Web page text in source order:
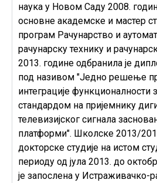
наука у Новом Саду 2008.
основне академске и мастер
програм Рачунарство и
рачунарску технику и
2013. године одбранила је
под називом "Једно решење
интеграције функционалности
стандардом на пријемнику
телевизијског сигнала
платформи". Школске 2013/
докторске студије на истом
периоду од јула 2013. до
је запослена у Истраживачко-